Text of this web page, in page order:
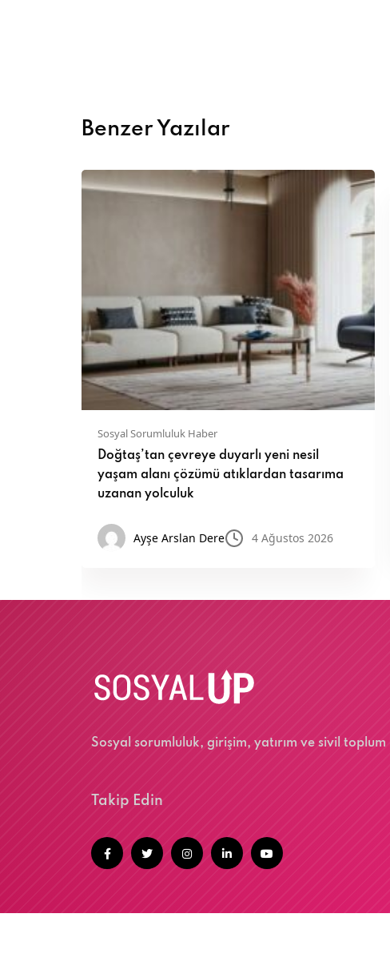
Benzer Yazılar
Sosyal Sorumluluk Haber
Doğtaş’tan çevreye duyarlı yeni nesil
yaşam alanı çözümü atıklardan tasarıma
uzanan yolculuk
Ayşe Arslan Dere 4 Ağustos 2026
Sosyal sorumluluk, girişim, yatırım ve sivil
Takip Edin